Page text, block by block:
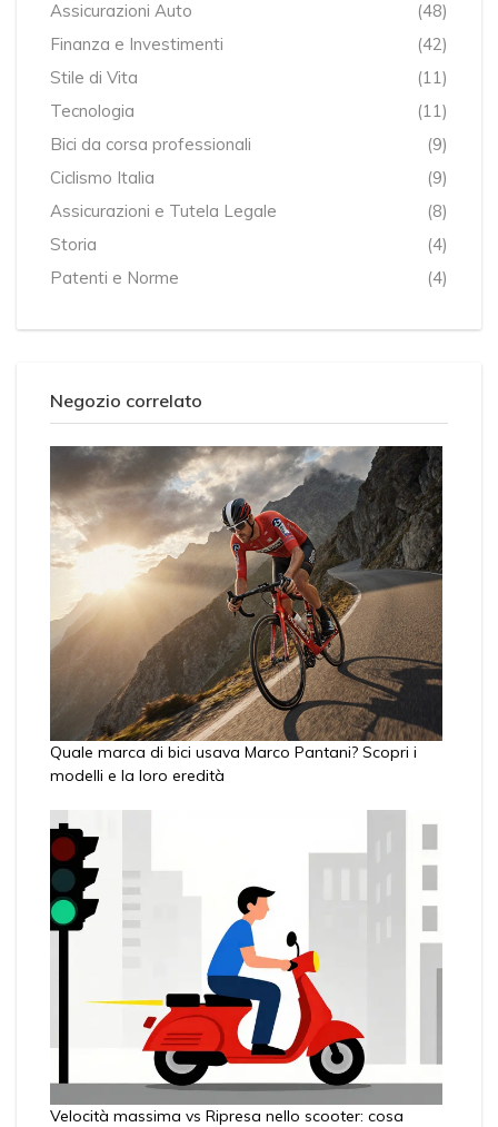
Assicurazioni Auto
(48)
Finanza e Investimenti
(42)
Stile di Vita
(11)
Tecnologia
(11)
Bici da corsa professionali
(9)
Ciclismo Italia
(9)
Assicurazioni e Tutela Legale
(8)
Storia
(4)
Patenti e Norme
(4)
Negozio correlato
Quale marca di bici usava Marco Pantani? Scopri i
modelli e la loro eredità
Velocità massima vs Ripresa nello scooter: cosa